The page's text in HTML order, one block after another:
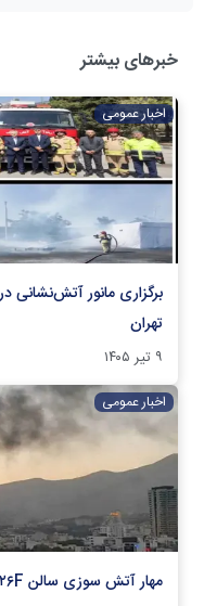
خبرهای بیشتر
اخبار عمومی
برگزاری مانور آتش‌نشانی
تهران
۹ تیر ۱۴۰۵
اخبار عمومی
مهار آتش سوزی سالن ۲۶F نمایشگاه بین المللی کمتر از ۳۰ دقیقه